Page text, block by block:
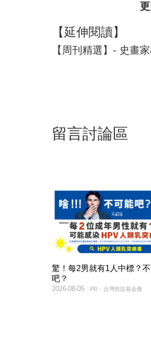
【延伸閱讀】
【周刊精選】- 史畫
留言討論區
驚！每2男就有1人中標？
吧？
PR・台灣癌症基金會
2026-08-05